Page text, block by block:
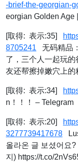
-brief-the-georgian-
eorgian Golden Age
[取得: 表示:35]
8705241 无码精品
了，三个人一起玩
友还帮擦掉嫩穴上的
[取得: 表示:34]
n！！！ – Telegram
[取得: 表示:20]
3277739417678
올라온 글 보셨어요
지) https://t.co/